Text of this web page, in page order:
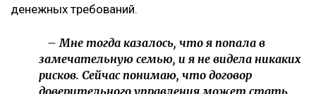
денежных требований.
– Мне тогда казалось, что я попала в
замечательную семью, и я не видела никаких
рисков. Сейчас понимаю, что договор
доверительного управления может стать